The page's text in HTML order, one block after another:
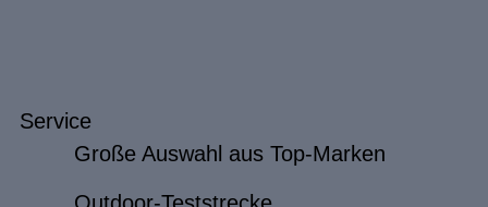
Service
Große Auswahl aus Top-Marken